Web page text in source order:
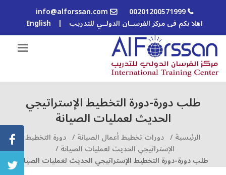
00201200571999
info@alforssan.com
اهلا بكم فى مركز الفرســان الدولــي للتدريب |
English
طلب دورة-دورة التخطيط الإستراتيجي
الحديث لعمليات الصيانة
الرئيسية / دورات تخطيط أعمال الصيانة / دورة التخطيط
الإستراتيجي الحديث لعمليات الصيانة /
طلب دورة-دورة التخطيط الإستراتيجي الحديث لعمليات الصيانة